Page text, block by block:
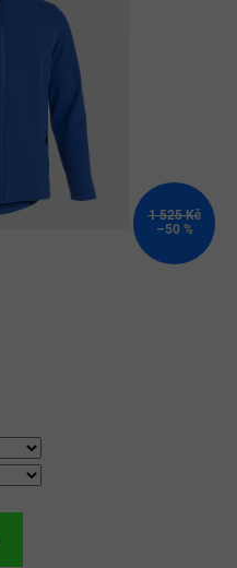
1 525 Kč
–50 %